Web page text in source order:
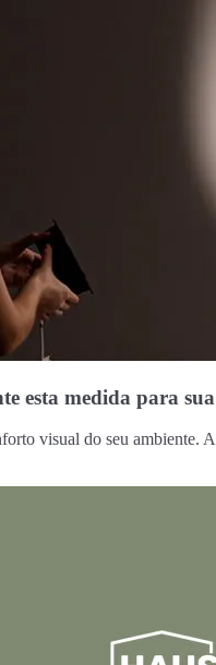
esta medida para
visual do seu ambiente.